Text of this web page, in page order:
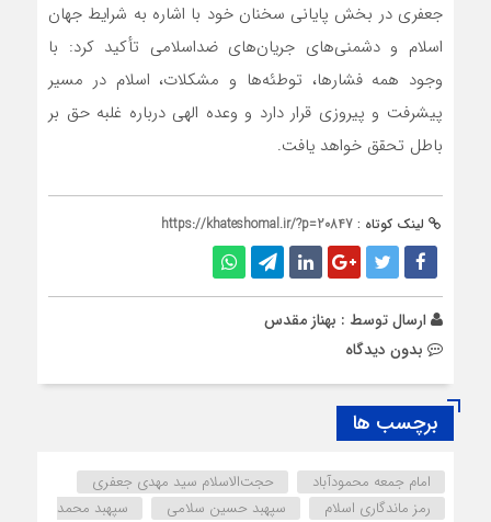
جعفری در بخش پایانی سخنان خود با اشاره به شرایط جهان
اسلام و دشمنی‌های جریان‌های ضداسلامی تأکید کرد: با
وجود همه فشارها، توطئه‌ها و مشکلات، اسلام در مسیر
پیشرفت و پیروزی قرار دارد و وعده الهی درباره غلبه حق بر
باطل تحقق خواهد یافت.
لینک کوتاه : https://khateshomal.ir/?p=20847
ارسال توسط : بهناز مقدس
بدون دیدگاه
برچسب ها
امام جمعه محمودآباد
حجت‌الاسلام سید مهدی جعفری
رمز ماندگاری اسلام
سپهبد حسین سلامی
سپهبد محمد